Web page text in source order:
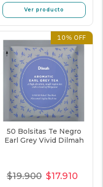
Ver producto
10% OFF
50 Bolsitas Te Negro
Earl Grey Vivid Dilmah
Precio
$19.900 Precio
$17.910